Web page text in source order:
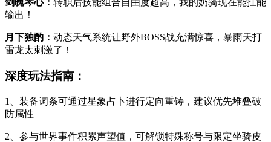
剑魄琴心： 转职后技能组合自由度超高，我的奶骑现在能扛能
输出！
月下独酌： 动态天气系统让野外BOSS战充满惊喜，暴雨天打
雷龙太刺激了！
深度玩法指南：
1、装备词条可通过星象占卜进行定向重铸，建议优先堆叠破
防属性
2、参与世界事件积累声望值，可解锁特殊称号与限定坐骑皮